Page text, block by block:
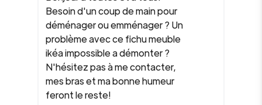
Besoin d'un coup de main pour
déménager ou emménager ? Un
problème avec ce fichu meuble
ikéa impossible a démonter ?
N'hésitez pas à me contacter,
mes bras et ma bonne humeur
feront le reste!